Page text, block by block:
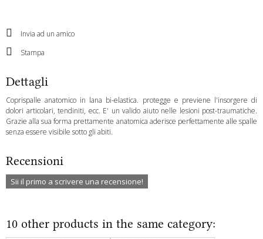
Invia ad un amico
Stampa
Dettagli
Coprispalle anatomico in lana bi-elastica. protegge e previene l'insorgere di
dolori articolari, tendiniti, ecc. E' un valido aiuto nelle lesioni post-traumatiche.
Grazie alla sua forma prettamente anatomica aderisce perfettamente alle spalle
senza essere visibile sotto gli abiti.
Recensioni
Sii il primo a scrivere una recensione!
10 other products in the same category: